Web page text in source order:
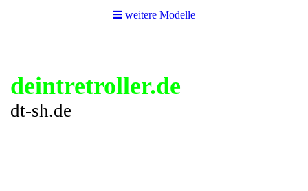
weitere Modelle
deintretroller.de
dt-sh.de